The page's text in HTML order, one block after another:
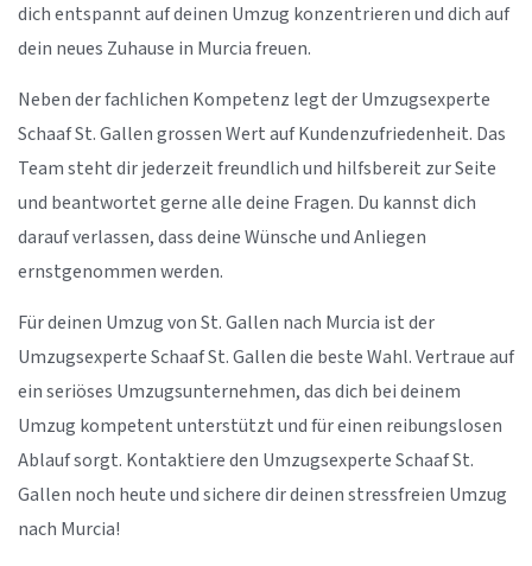
dich entspannt auf deinen Umzug konzentrieren und dich auf
dein neues Zuhause in Murcia freuen.
Neben der fachlichen Kompetenz legt der Umzugsexperte
Schaaf St. Gallen grossen Wert auf Kundenzufriedenheit. Das
Team steht dir jederzeit freundlich und hilfsbereit zur Seite
und beantwortet gerne alle deine Fragen. Du kannst dich
darauf verlassen, dass deine Wünsche und Anliegen
ernstgenommen werden.
Für deinen Umzug von St. Gallen nach Murcia ist der
Umzugsexperte Schaaf St. Gallen die beste Wahl. Vertraue auf
ein seriöses Umzugsunternehmen, das dich bei deinem
Umzug kompetent unterstützt und für einen reibungslosen
Ablauf sorgt. Kontaktiere den Umzugsexperte Schaaf St.
Gallen noch heute und sichere dir deinen stressfreien Umzug
nach Murcia!